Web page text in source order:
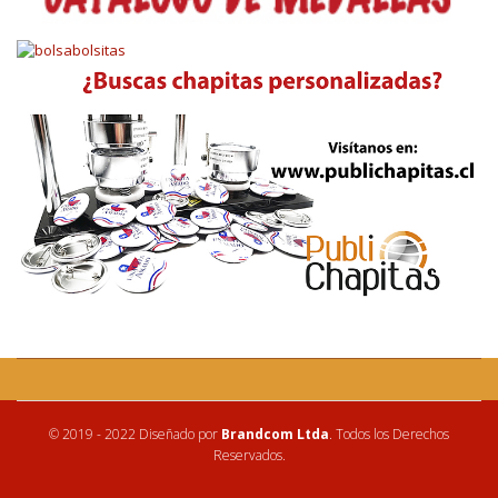
© 2019 - 2022 Diseñado por Brandcom Ltda. Todos los Derechos
Reservados.